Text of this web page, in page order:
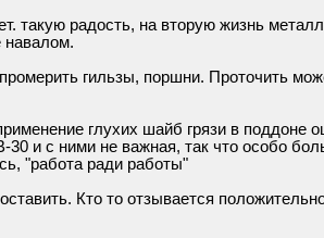
такую радость, на вторую жизнь
гильзы, поршни. Проточить
глухих шайб грязи в поддоне
и с ними не важная, так что особо
"работа ради работы"
Кто то отзывается